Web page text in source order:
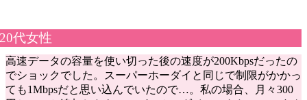
20代女性
高速データの容量を使い切った後の速度が200Kbpsだったの
でショックでした。スーパーホーダイと同じで制限がかかっ
ても1Mbpsだと思い込んでいたので…。私の場合、月々300